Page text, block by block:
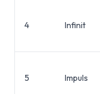
4 Infinit
5 Impuls